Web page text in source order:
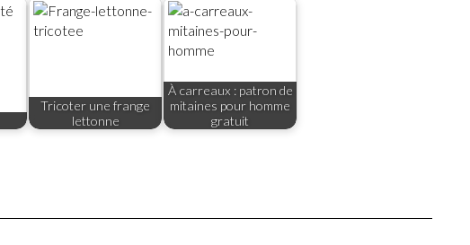
Tricoter une frange
lettonne
À carreaux : patron de
mitaines pour homme
gratuit